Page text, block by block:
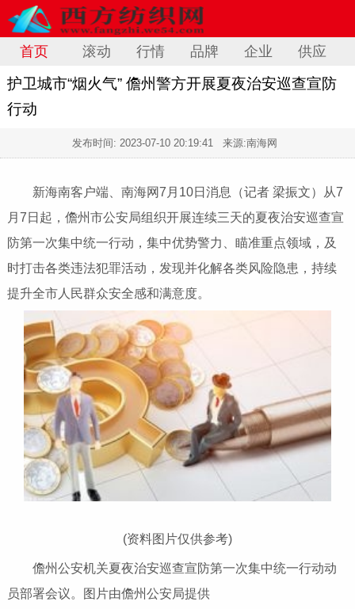
首页 滚动 行情 品牌 企业 供应
护卫城市“烟火气” 儋州警方开展夏夜治安巡查宣防
行动
发布时间: 2023-07-10 20:19:41 来源:南海网
新海南客户端、南海网7月10日消息（记者 梁振文）从7
月7日起，儋州市公安局组织开展连续三天的夏夜治安巡查宣
防第一次集中统一行动，集中优势警力、瞄准重点领域，及
时打击各类违法犯罪活动，发现并化解各类风险隐患，持续
提升全市人民群众安全感和满意度。
(资料图片仅供参考)
儋州公安机关夏夜治安巡查宣防第一次集中统一行动动
员部署会议。图片由儋州公安局提供